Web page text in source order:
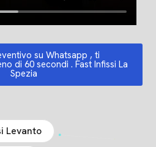
su Whatsapp , ti
di 60 secondi . Fast Infissi La
Spezia
Levanto